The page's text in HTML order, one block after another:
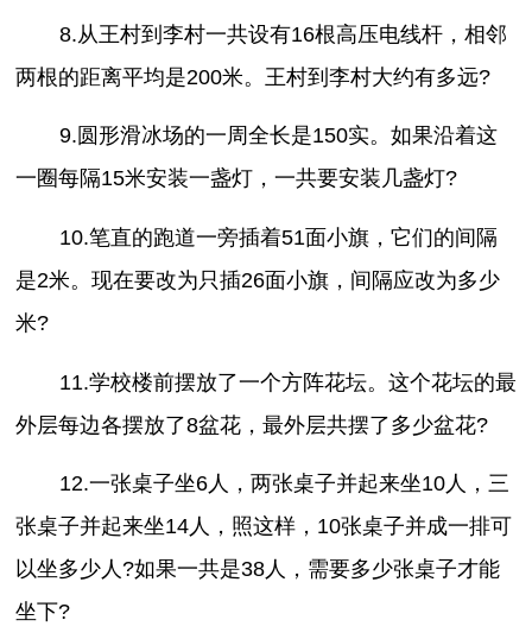
8.从王村到李村一共设有16根高压电线杆，相邻
两根的距离平均是200米。王村到李村大约有多远?
9.圆形滑冰场的一周全长是150实。如果沿着这
一圈每隔15米安装一盏灯，一共要安装几盏灯?
10.笔直的跑道一旁插着51面小旗，它们的间隔
是2米。现在要改为只插26面小旗，间隔应改为多少
米?
11.学校楼前摆放了一个方阵花坛。这个花坛的最
外层每边各摆放了8盆花，最外层共摆了多少盆花?
12.一张桌子坐6人，两张桌子并起来坐10人，三
张桌子并起来坐14人，照这样，10张桌子并成一排可
以坐多少人?如果一共是38人，需要多少张桌子才能
坐下?